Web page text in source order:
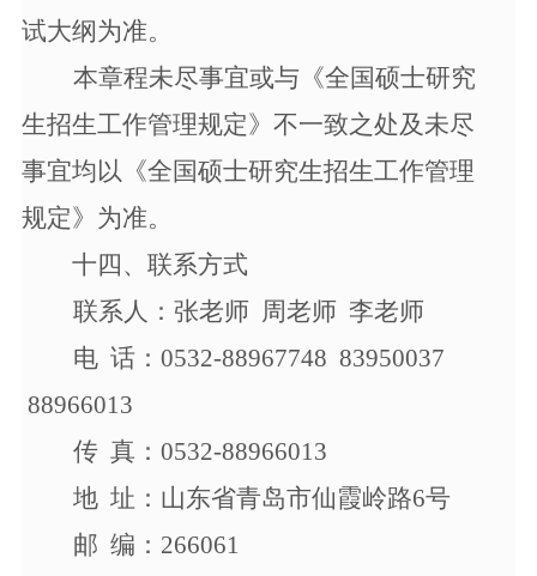
试大纲为准。
本章程未尽事宜或与 《全国硕士研究
生招生工作管理规定》 不一致之处及未尽
事宜均以 《全国硕士研究生招生工作管理
规定》 为准。
十四、联系方式
联系人：张老师 周老师 李老师
电 话： 0532-88967748 83950037
88966013
传 真： 0532-88966013
地 址：山东省青岛市仙霞岭路6号
邮 编： 266061